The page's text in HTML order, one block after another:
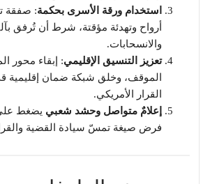
استخدام ورقة الأسرى بحكمة: صفقة
أرواح وتهدئة مؤقتة، شرط أن تُرفق
والانسحابات.
تعزيز التنسيق الإقليمي: إبقاء محور
الموقف، وخلق شبكة ضمان إقليمية
القرار الأمريكي.
إعلامٌ متواصل وحشد شعبي يضغط
فرض صيغة تمسّ سيادة القضية